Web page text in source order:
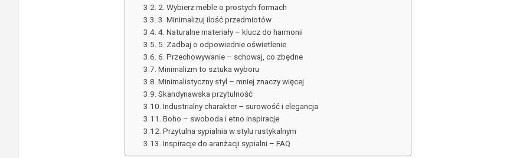
2. Wybierz meble o prostych formach
3. Minimalizuj ilość przedmiotów
4. Naturalne materiały – klucz do harmonii
5. Zadbaj o odpowiednie oświetlenie
6. Przechowywanie – schowaj, co zbędne
Minimalizm to sztuka wyboru
Minimalistyczny styl – mniej znaczy więcej
Skandynawska przytulność
Industrialny charakter – surowość i elegancja
Boho – swoboda i etno inspiracje
Przytulna sypialnia w stylu rustykalnym
Inspiracje do aranżacji sypialni – FAQ